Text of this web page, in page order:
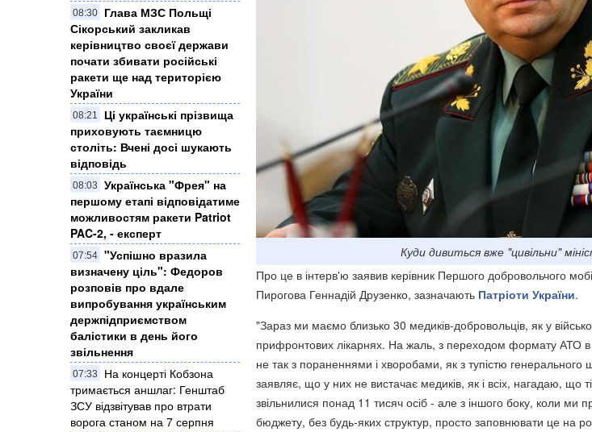
08:30
Глава МЗС Польщі
Сікорський закликав
керівництво своєї держави
почати збивати російські
ракети ще над територією
України
08:21
Ці українські прізвища
приховують таємницю
століть: Вчені досі шукають
відповідь
08:03
Українська "Фрея" на
першому етапі відповідатиме
можливостям ракети Patriot
PAC-2, - експерт
07:54 "Успішно вразила
визначену ціль": Федоров
розповів про вдале
випробування українським
держпідприємством
балістики в день його
звільнення
07:33
На концерті Кобзона
тримається аншлаг: Генштаб
ЗСУ відзвітував про втрати
ворога станом на 7 серпня
Куди дивиться вже "цивільни"
Про це в інтерв'ю заявив керівник Першого добровольчого
Пирогова Геннадій Друзенко, зазначають Патріоти України.
"Зараз ми маємо близько 30 медиків-добровольців, як у
прифронтових лікарнях. На жаль, з переходом формату АТО
не так з пораненнями і хворобами, як з тупістю генерального
заявляє, що у них не вистачає медиків, як і всіх, нагадаю, що
звільнилися понад 11 тисяч осіб - але з іншого боку, коли ми
бюджету, без будь-яких структур, просто заповнювати це на